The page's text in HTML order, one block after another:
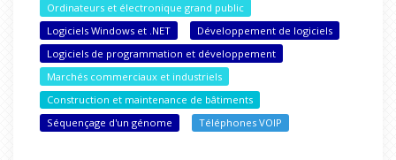
Ordinateurs et électronique grand public
Logiciels Windows et .NET
Développement de logiciels
Logiciels de programmation et développement
Marchés commerciaux et industriels
Construction et maintenance de bâtiments
Séquençage d'un génome
Téléphones VOIP